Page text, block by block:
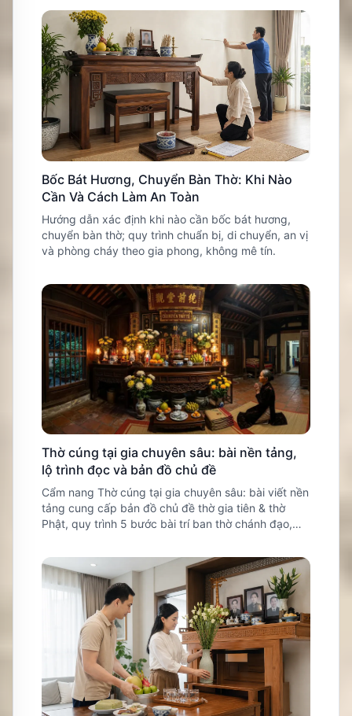
Bốc Bát Hương, Chuyển Bàn Thờ: Khi Nào
Cần Và Cách Làm An Toàn
Hướng dẫn xác định khi nào cần bốc bát hương,
chuyển bàn thờ; quy trình chuẩn bị, di chuyển, an vị
và phòng cháy theo gia phong, không mê tín.
Thờ cúng tại gia chuyên sâu: bài nền tảng,
lộ trình đọc và bản đồ chủ đề
Cẩm nang Thờ cúng tại gia chuyên sâu: bài viết nền
tảng cung cấp bản đồ chủ đề thờ gia tiên & thờ
Phật, quy trình 5 bước bài trí ban thờ chánh đạo,